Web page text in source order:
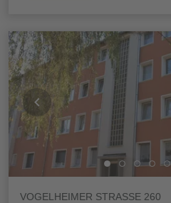
VOGELHEIMER STRASSE 260